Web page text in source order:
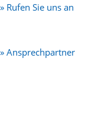
» Rufen Sie uns an
» Ansprechpartner